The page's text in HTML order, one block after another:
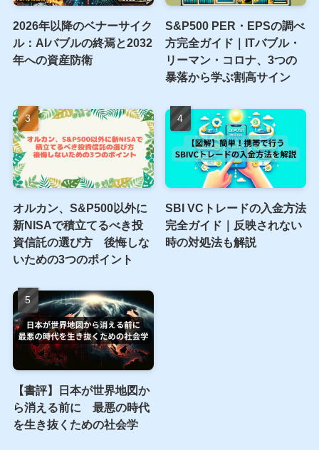
お気軽にTwitterのDMにてご連絡ください。
人気記事
2026年以降のベナーサイク
ル：AIバブルの終焉と2032
年への資産防衛
S&P500 PER・EPSの調べ
方完全ガイド｜ITバブル・
リーマン・コロナ、3つの
暴落から学ぶ割高サイン
オルカン、S&P500以外に
新NISAで積立てるべき投
資信託の選び方 後悔しな
いための3つのポイント